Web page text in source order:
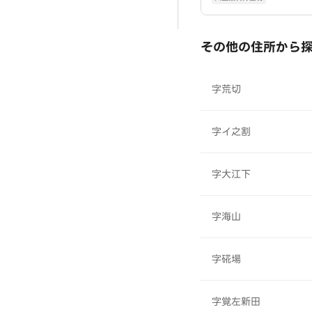
その他の住所から
字荒切
字イ之割
字大江下
字海山
字硴場
字覚左新田